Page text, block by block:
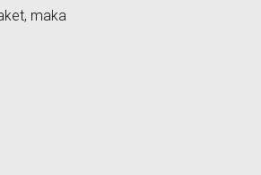
maka